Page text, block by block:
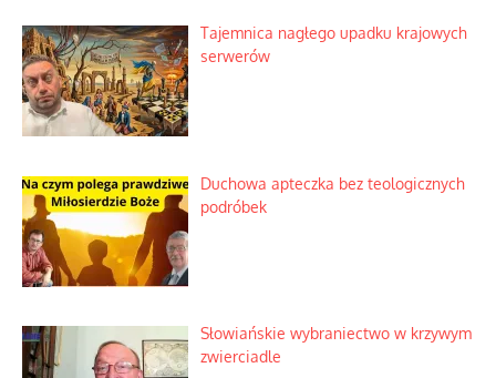
Tajemnica nagłego upadku krajowych
serwerów
Duchowa apteczka bez teologicznych
podróbek
Słowiańskie wybraniectwo w krzywym
zwierciadle